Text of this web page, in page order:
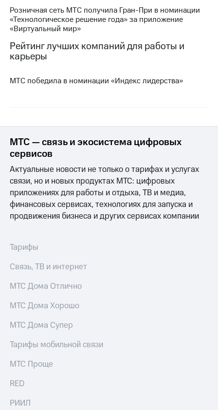
Интервью
Финансовая
отчетность
Контакты
в
управление
Корпоративный
секретарь
информации
Информация
акционерам
Документы
ПАО
"МТС"
акционера
Акционерный
капитал
и
аудит
Рынок
акций
Описание
приобретения
Розничная сеть МТС получила Гран-При в номинации
«Технологическое решение года» за приложение
«Виртуальный мир»
Рейтинг лучших компаний для работы и
карьеры
МТС победила в номинации «Индекс лидерства»
МТС — связь и экосистема цифровых
сервисов
Актуальные новости не только о тарифах и услугах
связи, но и новых продуктах МТС: цифровых
приложениях для работы и отдыха, ТВ и медиа,
финансовых сервисах, технологиях для запуска и
продвижения бизнеса и других сервисах компании
Тарифы
Связь, ТВ и интернет
МТС Дома Отлично
МТС Дома Хорошо
МТС Дома Супер
Тарифы мобильной связи
МТС Проще
RED
РИИЛ